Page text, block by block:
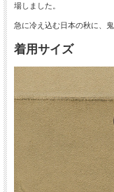
場しました。
急に冷え込む日本の秋に、
着用サイズ